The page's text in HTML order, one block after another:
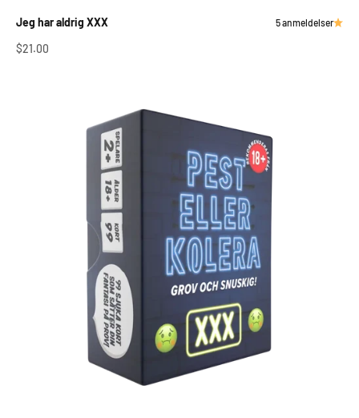
Jeg har aldrig XXX 5 anmeldelser
Salgspris
$21.00